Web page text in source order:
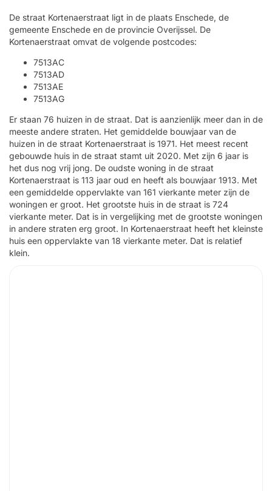
De straat Kortenaerstraat ligt in de plaats Enschede, de
gemeente Enschede en de provincie Overijssel. De
Kortenaerstraat omvat de volgende postcodes:
7513AC
7513AD
7513AE
7513AG
Er staan 76 huizen in de straat. Dat is aanzienlijk meer dan in de
meeste andere straten. Het gemiddelde bouwjaar van de
huizen in de straat Kortenaerstraat is 1971. Het meest recent
gebouwde huis in de straat stamt uit 2020. Met zijn 6 jaar is
het dus nog vrij jong. De oudste woning in de straat
Kortenaerstraat is 113 jaar oud en heeft als bouwjaar 1913. Met
een gemiddelde oppervlakte van 161 vierkante meter zijn de
woningen er groot. Het grootste huis in de straat is 724
vierkante meter. Dat is in vergelijking met de grootste woningen
in andere straten erg groot. In Kortenaerstraat heeft het kleinste
huis een oppervlakte van 18 vierkante meter. Dat is relatief
klein.